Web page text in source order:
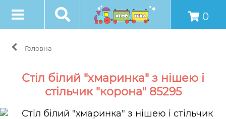
0
Головна
Стіл білий "хмаринка" з нішею і
стільчик "корона" 85295